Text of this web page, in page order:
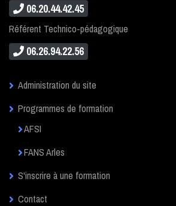
06.20.44.42.45
Référent Technico-pédagogique
06.26.94.22.56
Administration du site
Programmes de formation
AFSI
FANS Arles
S'inscrire à une formation
Contact